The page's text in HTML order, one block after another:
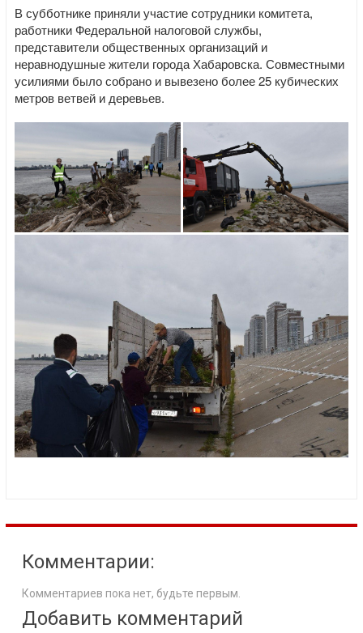
В субботнике приняли участие сотрудники комитета,
работники Федеральной налоговой службы,
представители общественных организаций и
неравнодушные жители города Хабаровска. Совместными
усилиями было собрано и вывезено более 25 кубических
метров ветвей и деревьев.
Комментарии:
Комментариев пока нет, будьте первым.
Добавить комментарий